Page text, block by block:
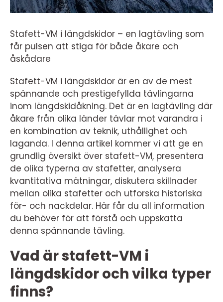
Stafett-VM i längdskidor – en lagtävling som
får pulsen att stiga för både åkare och
åskådare
Stafett-VM i längdskidor är en av de mest
spännande och prestigefyllda tävlingarna
inom längdskidåkning. Det är en lagtävling där
åkare från olika länder tävlar mot varandra i
en kombination av teknik, uthållighet och
laganda. I denna artikel kommer vi att ge en
grundlig översikt över stafett-VM, presentera
de olika typerna av stafetter, analysera
kvantitativa mätningar, diskutera skillnader
mellan olika stafetter och utforska historiska
för- och nackdelar. Här får du all information
du behöver för att förstå och uppskatta
denna spännande tävling.
Vad är stafett-VM i
längdskidor och vilka typer
finns?